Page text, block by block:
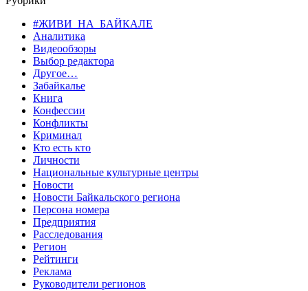
#ЖИВИ_НА_БАЙКАЛЕ
Аналитика
Видеообзоры
Выбор редактора
Другое…
Забайкалье
Книга
Конфессии
Конфликты
Криминал
Кто есть кто
Личности
Национальные культурные центры
Новости
Новости Байкальского региона
Персона номера
Предприятия
Расследования
Регион
Рейтинги
Реклама
Руководители регионов